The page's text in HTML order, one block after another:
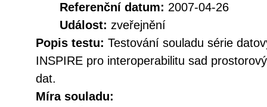
Referenční datum: 2007-04-26
Událost: zveřejnění
Popis testu: Testování souladu série
INSPIRE pro interoperabilitu sad
dat.
Míra souladu: